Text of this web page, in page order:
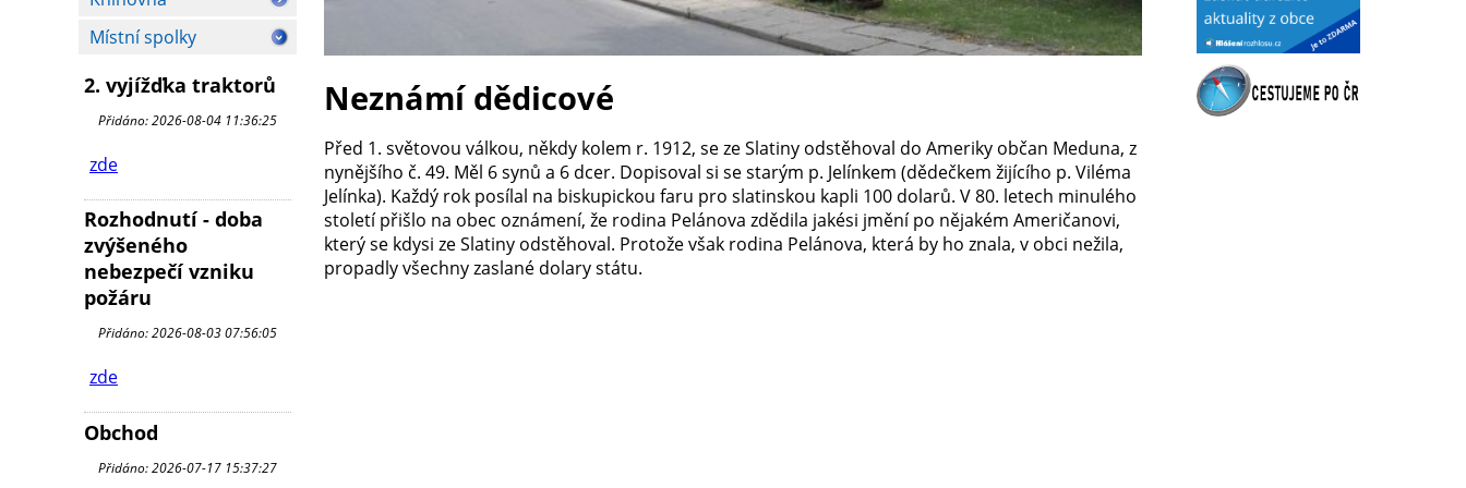
Místní spolky
2. vyjížďka traktorů
Přidáno: 2026-08-04 11:36:25
zde
Rozhodnutí - doba
zvýšeného
nebezpečí vzniku
požáru
Přidáno: 2026-08-03 07:56:05
zde
Obchod
Přidáno: 2026-07-17 15:37:27
Neznámí dědicové
Před 1. světovou válkou, někdy kolem r. 1912, se ze Slatiny odstěhoval do Ameriky občan Meduna, z
nynějšího č. 49. Měl 6 synů a 6 dcer. Dopisoval si se starým p. Jelínkem (dědečkem žijícího p. Viléma
Jelínka). Každý rok posílal na biskupickou faru pro slatinskou kapli 100 dolarů. V 80. letech minulého
století přišlo na obec oznámení, že rodina Pelánova zdědila jakési jmění po nějakém Američanovi,
který se kdysi ze Slatiny odstěhoval. Protože však rodina Pelánova, která by ho znala, v obci nežila,
propadly všechny zaslané dolary státu.